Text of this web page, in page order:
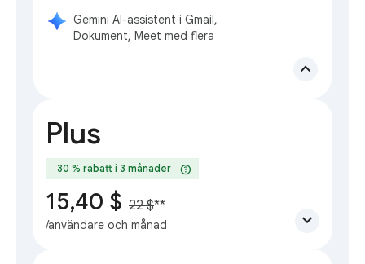
Gemini AI-assistent i Gmail,
Dokument, Meet med flera
expand_less
Plus
30 % rabatt i 3 månader help
15,40 $ 22 $**
/användare och månad expand_more